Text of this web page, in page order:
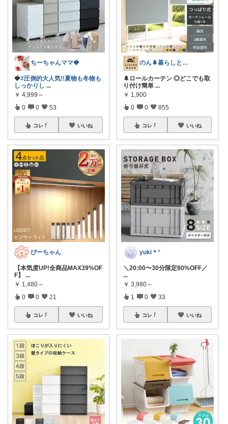
ちーちゃんママ🍓
🍓#圧倒的大人気!!夏物も冬物も
しっかりし ...
￥ 4,999～
0 0 53
コレ いいね
ぴーちゃん
【本気度UP!全商品MAX39%OF
F】 ...
￥ 1,480～
0 0 21
コレ いいね
のん🌲暮らしと家具
🌲ロールカーテン ◎どこでも取
り付け簡単 ...
￥ 1,900
0 0 855
コレ いいね
yuki＊°
＼20:00〜30分限定80%OFF／
...
￥ 3,980～
1 0 33
コレ いいね